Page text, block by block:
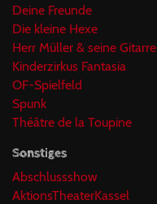
Deine Freunde
Die kleine Hexe
Herr Müller & seine Gitarre
Kinderzirkus Fantasia
OF-Spielfeld
Spunk
Théâtre de la Toupine
Sonstiges
Abschlussshow
AktionsTheaterKassel